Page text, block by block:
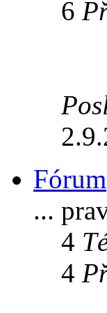
6
Fórum
...
4
4